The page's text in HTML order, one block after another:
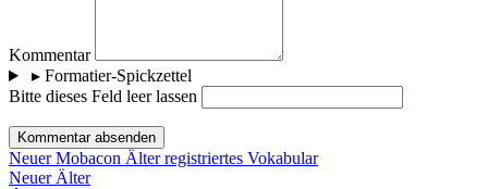
Kommentar
▸Formatier-Spickzettel
Bitte dieses Feld leer lassen
Kommentar absenden
Neuer Mobacon Älter registriertes Vokabular
Neuer Älter